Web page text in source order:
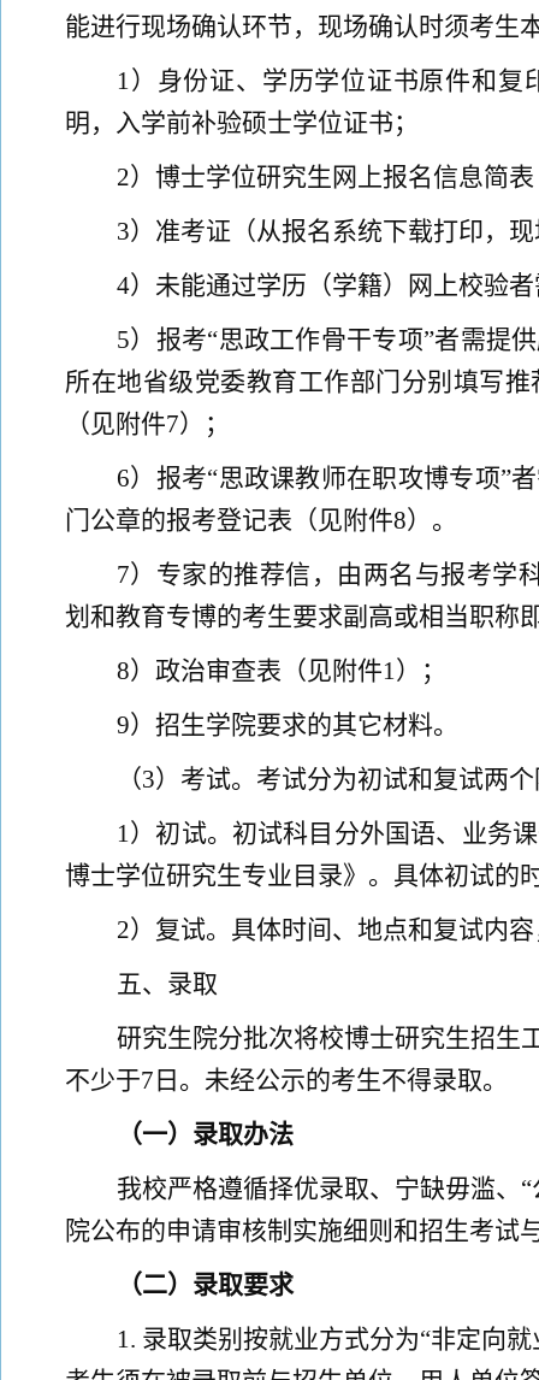
能进行现场确认环节，现场确认时须考生
1）身份证、学历学位证书原件和
明，入学前补验硕士学位证书；
2）博士学位研究生网上报名信息简
3）准考证 （从报名系统下载打印，
4）未能通过学历（学籍）网上校验
5）报考“思政工作骨干专项”者需提
所在地省级党委教育工作部门分别填写
（见附件7）；
6） 报考“思政课教师在职攻博专项”
门公章的报考登记表 （见附件8）。
7） 专家的推荐信，由两名与报考学
划 和教育专博的考生要求副高或相当职称
8）政治审查表（ 见附件1）；
9） 招生学院要求的其它材料。
（3）考试。 考试分为初试和复试两
1）初试。初试科目分外国语、业务
博士学位研究生专业目录》 。 具体初试的
2）复试。 具体时间、地点和复试内
五、录取
研究生院分批次将校博士研究生招生
不少于7 日。未经公示的考生不得录取。
（一） 录取办法
我校严格遵循择优录取、宁缺毋滥、
院公布的申请审核制实施细则 和招生考试
（二） 录取要求
1. 录取类别按就业方式分为“非定向